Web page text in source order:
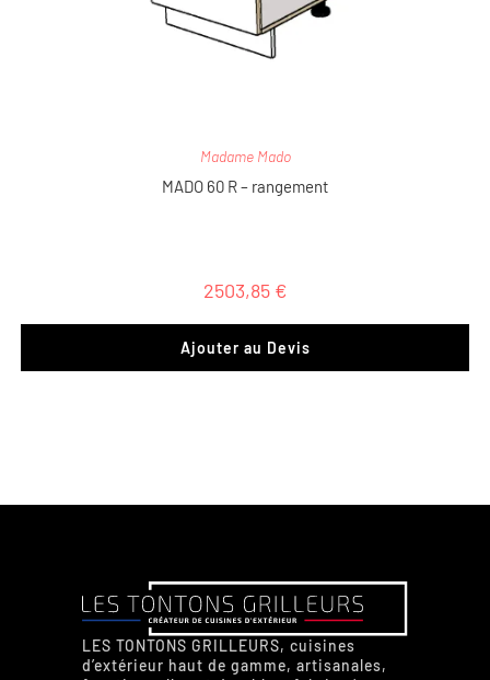
Madame Mado
MADO 60 R – rangement
2503,85 €
Ajouter au Devis
LES TONTONS GRILLEURS, cuisines
d’extérieur haut de gamme, artisanales,